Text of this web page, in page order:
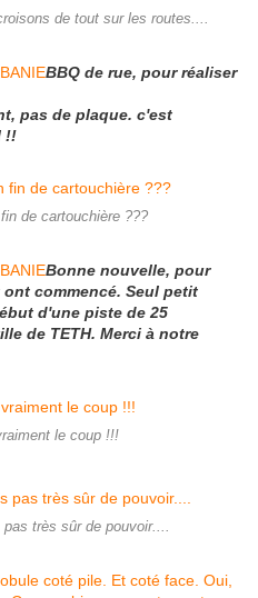
de tout sur les routes....
BBQ de rue, pour réaliser
pas de plaque. c'est
!!
de cartouchière ???
Bonne nouvelle, pour
commencé. Seul petit
d'une piste de 25
de TETH. Merci à notre
le coup !!!
très sûr de pouvoir....